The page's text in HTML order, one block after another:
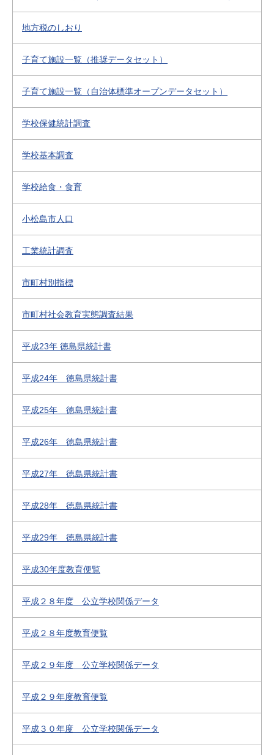
地方税のしおり
子育て施設一覧（推奨データセット）
子育て施設一覧（自治体標準オープンデータセット）
学校保健統計調査
学校基本調査
学校給食・食育
小松島市人口
工業統計調査
市町村別指標
市町村社会教育実態調査結果
平成23年 徳島県統計書
平成24年 徳島県統計書
平成25年 徳島県統計書
平成26年 徳島県統計書
平成27年 徳島県統計書
平成28年 徳島県統計書
平成29年 徳島県統計書
平成30年度教育便覧
平成２８年度 公立学校関係データ
平成２８年度教育便覧
平成２９年度 公立学校関係データ
平成２９年度教育便覧
平成３０年度 公立学校関係データ